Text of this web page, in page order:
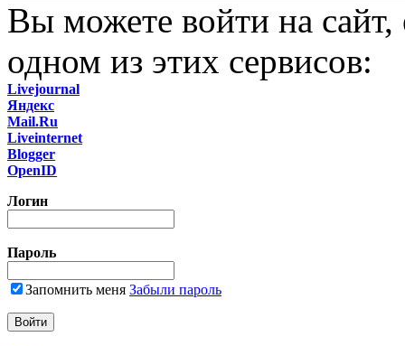
Вы можете войти на сайт,
одном из этих сервисов:
Livejournal
Яндекс
Mail.Ru
Liveinternet
Blogger
OpenID
Логин
Пароль
Запомнить меня Забыли пароль